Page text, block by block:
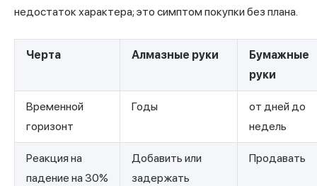
недостаток характера; это симптом покупки без плана.
Черта Алмазные руки
Бумажные
руки
Временной
горизонт
Годы
от дней до
недель
Реакция на
падение на 30%
Добавить или
задержать
Продавать